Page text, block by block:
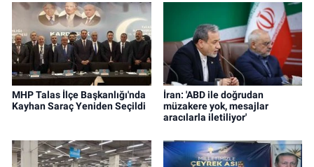
MHP Talas İlçe Başkanlığı'nda
Kayhan Saraç Yeniden Seçildi
İran: 'ABD ile doğrudan
müzakere yok, mesajlar
aracılarla iletiliyor'